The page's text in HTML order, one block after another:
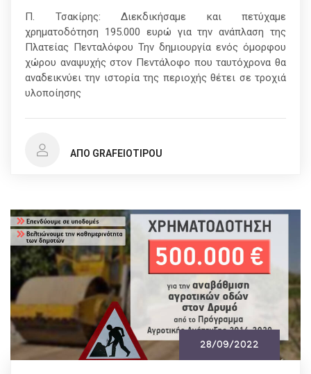
Π. Τσακίρης: Διεκδικήσαμε και πετύχαμε
χρηματοδότηση 195.000 ευρώ για την ανάπλαση της
Πλατείας Πενταλόφου Την δημιουργία ενός όμορφου
χώρου αναψυχής στον Πεντάλοφο που ταυτόχρονα θα
αναδεικνύει την ιστορία της περιοχής θέτει σε τροχιά
υλοποίησης
ΑΠΌ GRAFEIOTIPOU
28/09/2022